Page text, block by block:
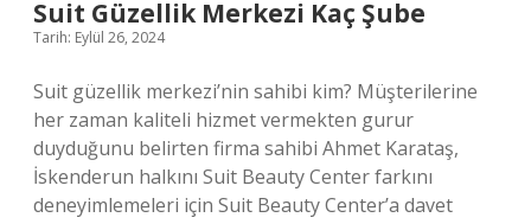
Suit Güzellik Merkezi Kaç Şube
Tarih: Eylül 26, 2024
Suit güzellik merkezi’nin sahibi kim? Müşterilerine
her zaman kaliteli hizmet vermekten gurur
duyduğunu belirten firma sahibi Ahmet Karataş,
İskenderun halkını Suit Beauty Center farkını
deneyimlemeleri için Suit Beauty Center’a davet